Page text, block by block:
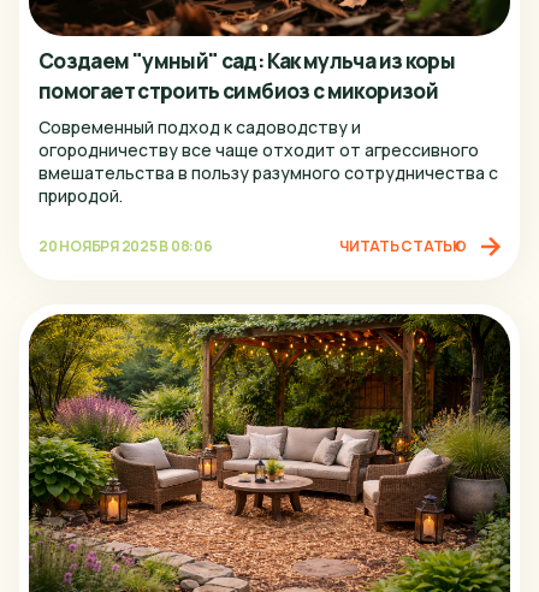
Создаем "умный" сад: Как мульча из коры
помогает строить симбиоз с микоризой
Современный подход к садоводству и
огородничеству все чаще отходит от агрессивного
вмешательства в пользу разумного сотрудничества с
природой.
20 НОЯБРЯ 2025 В 08:06 ЧИТАТЬ СТАТЬЮ